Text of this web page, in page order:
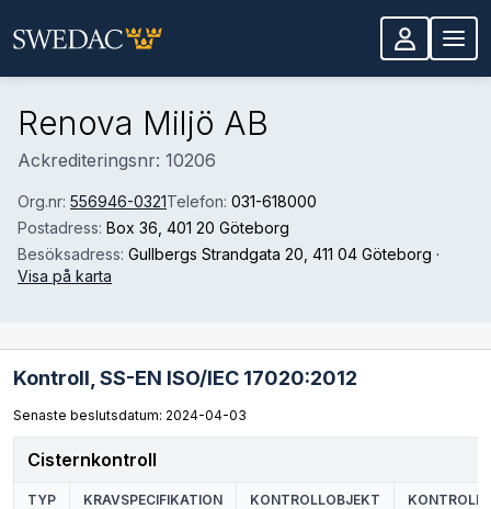
Renova Miljö AB
Ackrediteringsnr: 10206
Org.nr: 556946-0321Telefon: 031-618000
Postadress: Box 36 , 401 20 Göteborg
Besöksadress: Gullbergs Strandgata 20 , 411 04 Göteborg ·
Visa på karta
Kontroll, SS-EN ISO/IEC 17020:2012
Senaste beslutsdatum: 2024-04-03
Cisternkontroll
TYP KRAVSPECIFIKATION KONTROLLOBJEKT